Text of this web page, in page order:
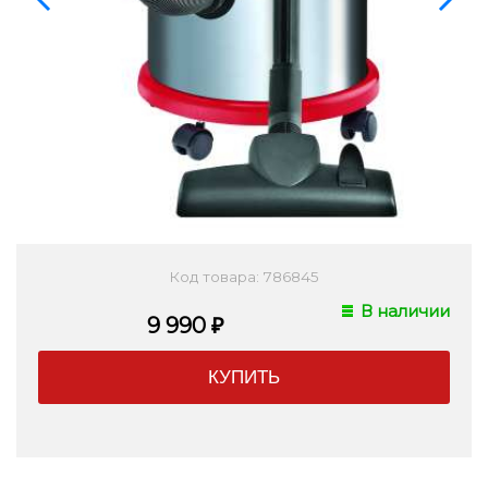
Код товара: 786845
В наличии
9 990₽